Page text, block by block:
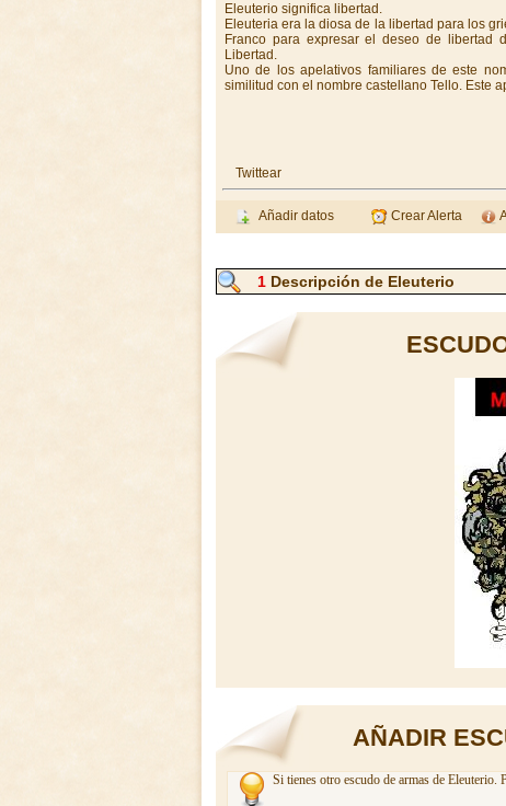
Eleuterio significa libertad.
Eleuteria era la diosa de la libertad para los
Franco para expresar el deseo de libertad
Libertad.
Uno de los apelativos familiares de este
similitud con el nombre castellano Tello. Este
Twittear
Añadir datos Crear Alerta
1Descripción de Eleuterio
AÑADIR
Si tienes otro escudo de armas de